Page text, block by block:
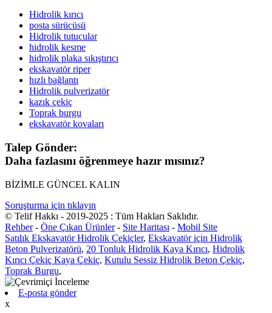
Hidrolik kırıcı
posta sürücüsü
Hidrolik tutucular
hidrolik kesme
hidrolik plaka sıkıştırıcı
ekskavatör riper
hızlı bağlantı
Hidrolik pulverizatör
kazık çekiç
Toprak burgu
ekskavatör kovaları
Talep Gönder:
Daha fazlasını öğrenmeye hazır mısınız?
BİZİMLE GÜNCEL KALIN
Soruşturma için tıklayın
© Telif Hakkı - 2019-2025 : Tüm Hakları Saklıdır.
Rehber- Öne Çıkan Ürünler- Site Haritası - Mobil Site
Satılık Ekskavatör Hidrolik Çekiçler, Ekskavatör için Hidrolik
Beton Pulverizatörü, 20 Tonluk Hidrolik Kaya Kırıcı, Hidrolik
Kırıcı Çekiç Kaya Çekiç, Kutulu Sessiz Hidrolik Beton Çekiç,
Toprak Burgu,
E-posta gönder
x